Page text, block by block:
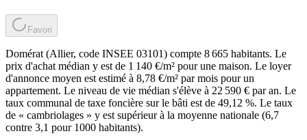
Favori
Domérat (Allier, code INSEE 03101) compte 8 665 habitants. Le
prix d'achat médian y est de 1 140 €/m² pour une maison. Le loyer
d'annonce moyen est estimé à 8,78 €/m² par mois pour un
appartement. Le niveau de vie médian s'élève à 22 590 € par an. Le
taux communal de taxe foncière sur le bâti est de 49,12 %. Le taux
de « cambriolages » y est supérieur à la moyenne nationale (6,7
contre 3,1 pour 1000 habitants).